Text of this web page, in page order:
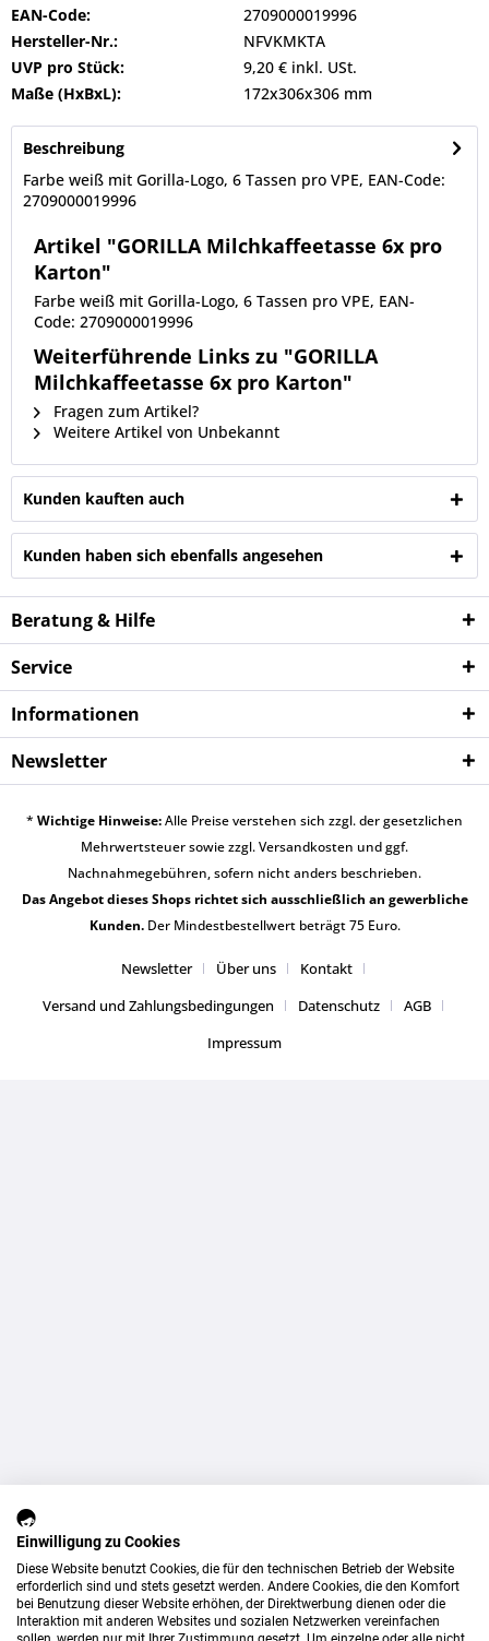
EAN-Code:
2709000019996
Hersteller-Nr.:
NFVKMKTA
UVP pro Stück:
9,20 € inkl. USt.
Maße (HxBxL):
172x306x306 mm
Beschreibung
Farbe weiß mit Gorilla-Logo, 6 Tassen pro VPE, EAN-Code:
2709000019996
Artikel "GORILLA Milchkaffeetasse 6x pro
Karton"
Farbe weiß mit Gorilla-Logo, 6 Tassen pro VPE, EAN-
Code: 2709000019996
Weiterführende Links zu "GORILLA
Milchkaffeetasse 6x pro Karton"
Fragen zum Artikel?
Weitere Artikel von Unbekannt
Kunden kauften auch
Kunden haben sich ebenfalls angesehen
Beratung & Hilfe
Service
Informationen
Newsletter
* Wichtige Hinweise:Alle Preise verstehen sich zzgl. der gesetzlichen
Mehrwertsteuer sowie zzgl.Versandkosten und ggf.
Nachnahmegebühren, sofern nicht anders beschrieben.
Das Angebot dieses Shops richtet sich ausschließlich an gewerbliche
Kunden.Der Mindestbestellwert beträgt 75 Euro.
Newsletter Über uns
Kontakt
Versand und Zahlungsbedingungen
Datenschutz
AGB
Impressum
Einwilligung zu Cookies
Diese Website benutzt Cookies, die für den technischen Betrieb der Website
erforderlich sind und stets gesetzt werden. Andere Cookies, die den Komfort
bei Benutzung dieser Website erhöhen, der Direktwerbung dienen oder die
Interaktion mit anderen Websites und sozialen Netzwerken vereinfachen